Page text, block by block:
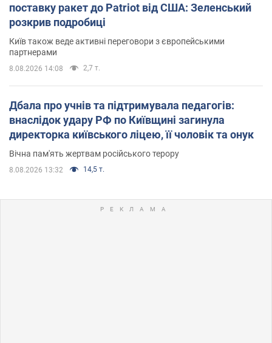
поставку ракет до Patriot від США: Зеленський
розкрив подробиці
Київ також веде активні переговори з європейськими
партнерами
8.08.2026 14:08 2,7 т.
Дбала про учнів та підтримувала педагогів:
внаслідок удару РФ по Київщині загинула
директорка київського ліцею, її чоловік та онук
Вічна пам'ять жертвам російського терору
8.08.2026 13:32 14,5 т.